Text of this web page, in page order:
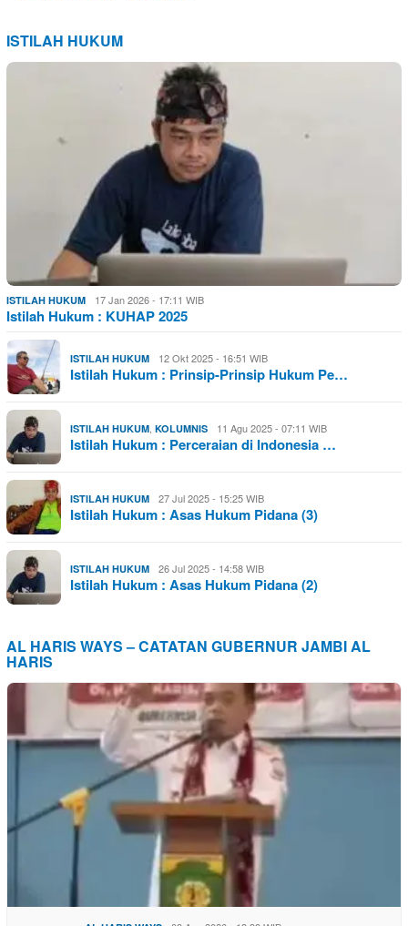
ISTILAH HUKUM
ISTILAH HUKUM 17 Jan 2026 - 17:11 WIB
Istilah Hukum : KUHAP 2025
ISTILAH HUKUM 12 Okt 2025 - 16:51 WIB
Istilah Hukum : Prinsip-Prinsip Hukum Pe…
ISTILAH HUKUM KOLUMNIS 11 Agu 2025 - 07:11 WIB
Istilah Hukum : Perceraian di Indonesia …
ISTILAH HUKUM 27 Jul 2025 - 15:25 WIB
Istilah Hukum : Asas Hukum Pidana (3)
ISTILAH HUKUM 26 Jul 2025 - 14:58 WIB
Istilah Hukum : Asas Hukum Pidana (2)
AL HARIS WAYS – CATATAN GUBERNUR JAMBI AL
HARIS